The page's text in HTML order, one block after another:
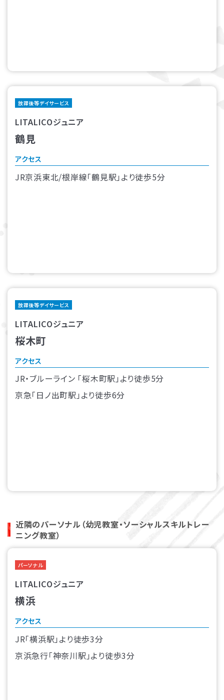
放課後等デイサービス
LITALICOジュニア
鶴見
アクセス
JR京浜東北/根岸線「鶴見駅」より徒歩5分
放課後等デイサービス
LITALICOジュニア
桜木町
アクセス
JR・ブルーライン 「桜木町駅」より徒歩5分
京急「日ノ出町駅」より徒歩6分
近隣のパーソナル（幼児教室・ソーシャルスキルトレー
ニング教室）
パーソナル
LITALICOジュニア
横浜
アクセス
JR「横浜駅」より徒歩3分
京浜急行「神奈川駅」より徒歩3分